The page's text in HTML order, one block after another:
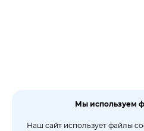
Мы используем
Наш сайт использует файлы